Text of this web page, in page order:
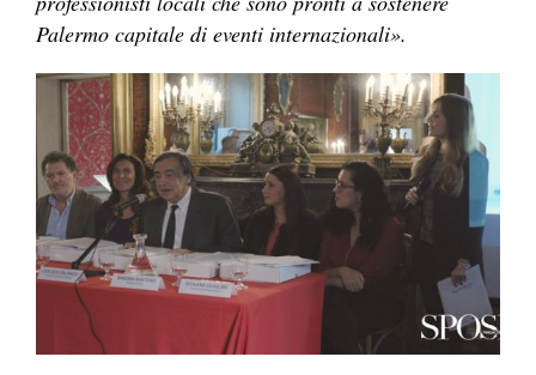
Palermo capitale di eventi internazionali».